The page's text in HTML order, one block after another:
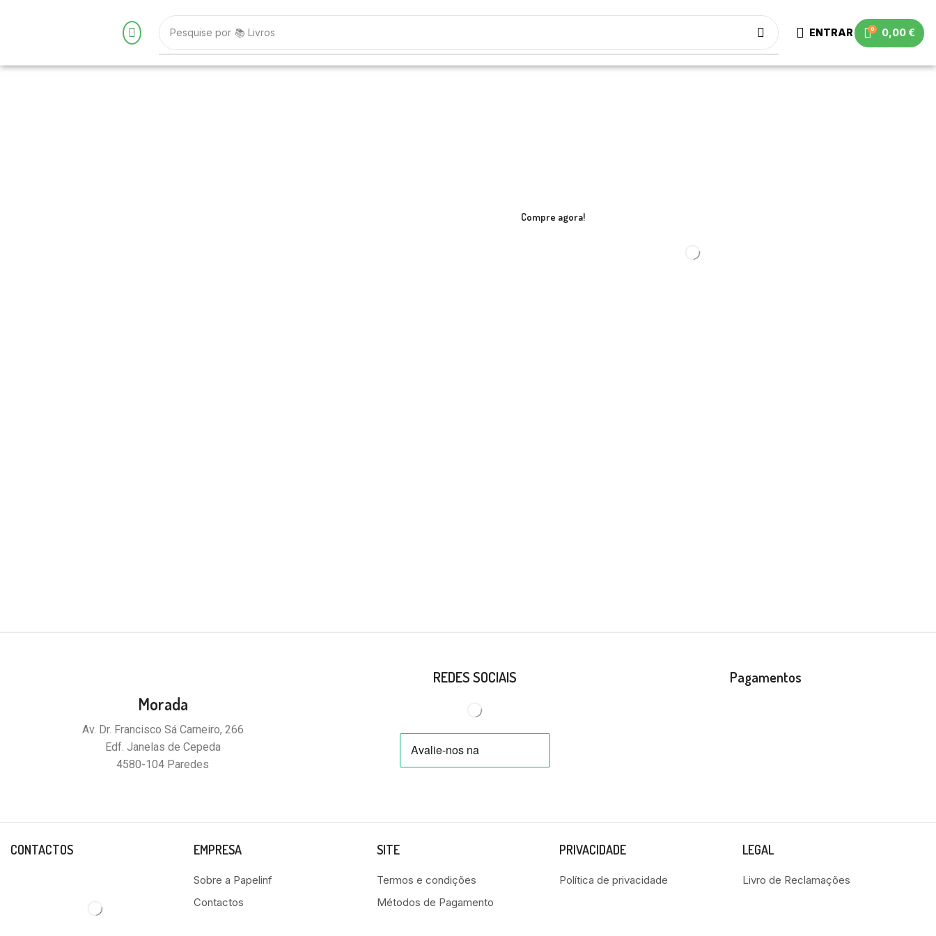
Pesquise por 📚 Livros ENTRAR 0 0,00 €
Compre agora!
Morada
Av. Dr. Francisco Sá Carneiro, 266
Edf. Janelas de Cepeda
4580-104 Paredes
REDES SOCIAIS Pagamentos
CONTACTOS EMPRESA
Sobre a Papelinf
Contactos
SITE
Termos e condições
Métodos de Pagamento
PRIVACIDADE
Política de privacidade
LEGAL
Livro de Reclamações